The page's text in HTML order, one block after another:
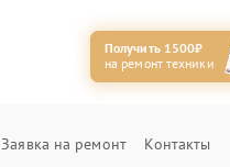
Получить 1500₽
на ремонт техники
Заявка на ремонт Контакты